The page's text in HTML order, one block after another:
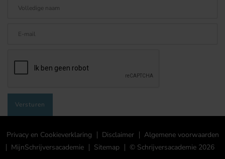
Privacy en Cookieverklaring Disclaimer
Algemene voorwaarden
MijnSchrijversacademie
Sitemap © Schrijversacademie 2026